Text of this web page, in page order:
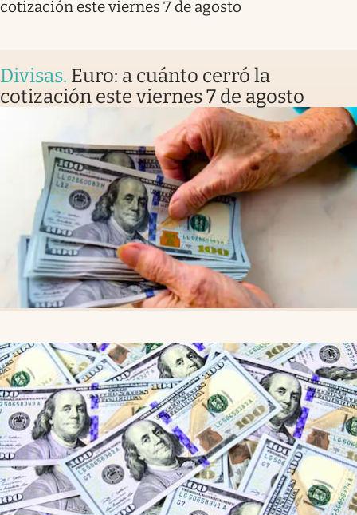
cotización este viernes 7 de agosto
Divisas. Euro: a cuánto cerró la
cotización este viernes 7 de agosto